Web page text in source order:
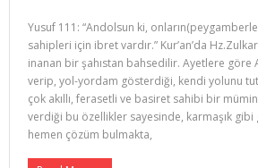
Yusuf 111: “Andolsun ki,
sahipleri için ibret vardır.” Kur’an’da
inanan bir şahıstan bahsedilir. Ayetlere göre
verip, yol-yordam gösterdiği, kendi yolunu
çok akıllı, ferasetli ve basiret sahibi bir
verdiği bu özellikler sayesinde, karmaşık
hemen çözüm bulmakta,